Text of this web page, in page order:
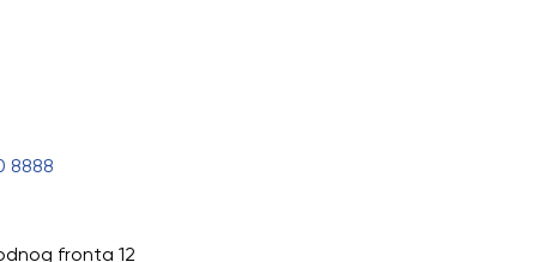
8888
fronta 12